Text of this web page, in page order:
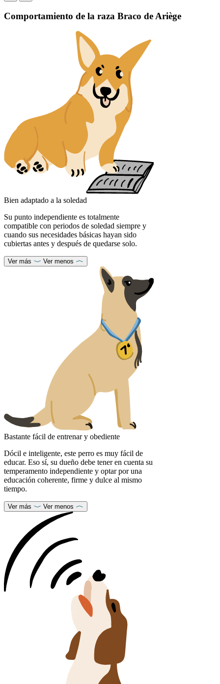
Comportamiento de la raza Braco de Ariège
Bien adaptado a la soledad
Su punto independiente es totalmente
compatible con periodos de soledad siempre y
cuando sus necesidades básicas hayan sido
cubiertas antes y después de quedarse solo.
Ver más Ver menos
Bastante fácil de entrenar y obediente
Dócil e inteligente, este perro es muy fácil de
educar. Eso sí, su dueño debe tener en cuenta su
temperamento independiente y optar por una
educación coherente, firme y dulce al mismo
tiempo.
Ver más Ver menos